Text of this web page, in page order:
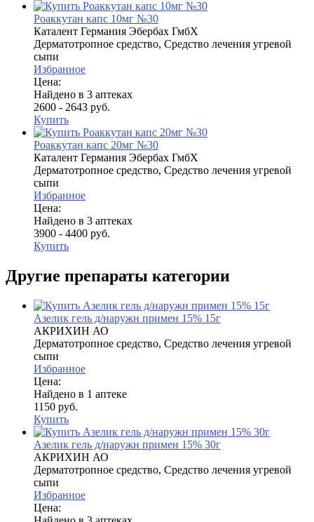
Роаккутан капс 10мг №30
Каталент Германия Эбербах ГмбХ
Дерматотропное средство, Средство лечения угревой
сыпи
Избранное
Цена:
Найдено в 3 аптеках
2600 - 2643 руб.
Купить
Роаккутан капс 20мг №30
Каталент Германия Эбербах ГмбХ
Дерматотропное средство, Средство лечения угревой
сыпи
Избранное
Цена:
Найдено в 3 аптеках
3900 - 4400 руб.
Купить
Другие препараты категории
Азелик гель д/наружн примен 15% 15г
АКРИХИН АО
Дерматотропное средство, Средство лечения угревой
сыпи
Избранное
Цена:
Найдено в 1 аптеке
1150 руб.
Купить
Азелик гель д/наружн примен 15% 30г
АКРИХИН АО
Дерматотропное средство, Средство лечения угревой
сыпи
Избранное
Цена: